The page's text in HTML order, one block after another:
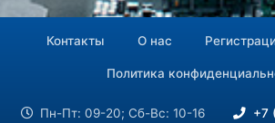
Контакты О нас
Политика
Пн-Пт: 09-20; Сб-Вс: 10-16 +7